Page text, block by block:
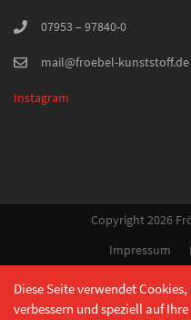
07953 – 97840-0
mail@froebel-kunststoff.de
Instagram
Copyright 2026
Impressum
Diese Seite verwendet
verbessern und speziell auf